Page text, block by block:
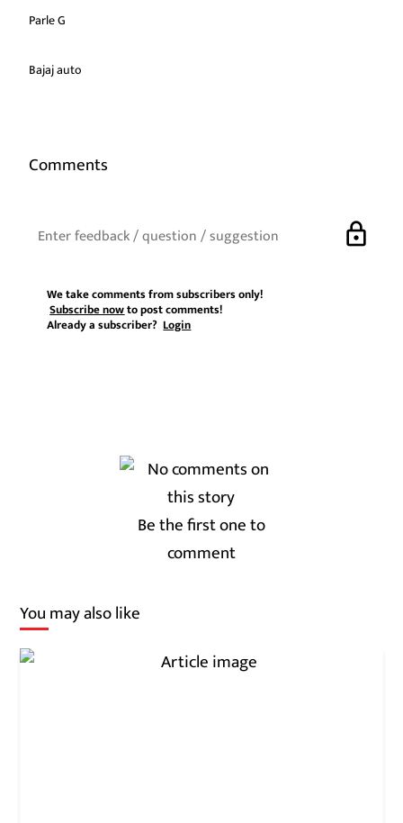
Parle G
Bajaj auto
Comments
lock
We take comments from subscribers only!
Subscribe nowto post comments!
Already a subscriber?Login
Be the first one to
comment
You may also like